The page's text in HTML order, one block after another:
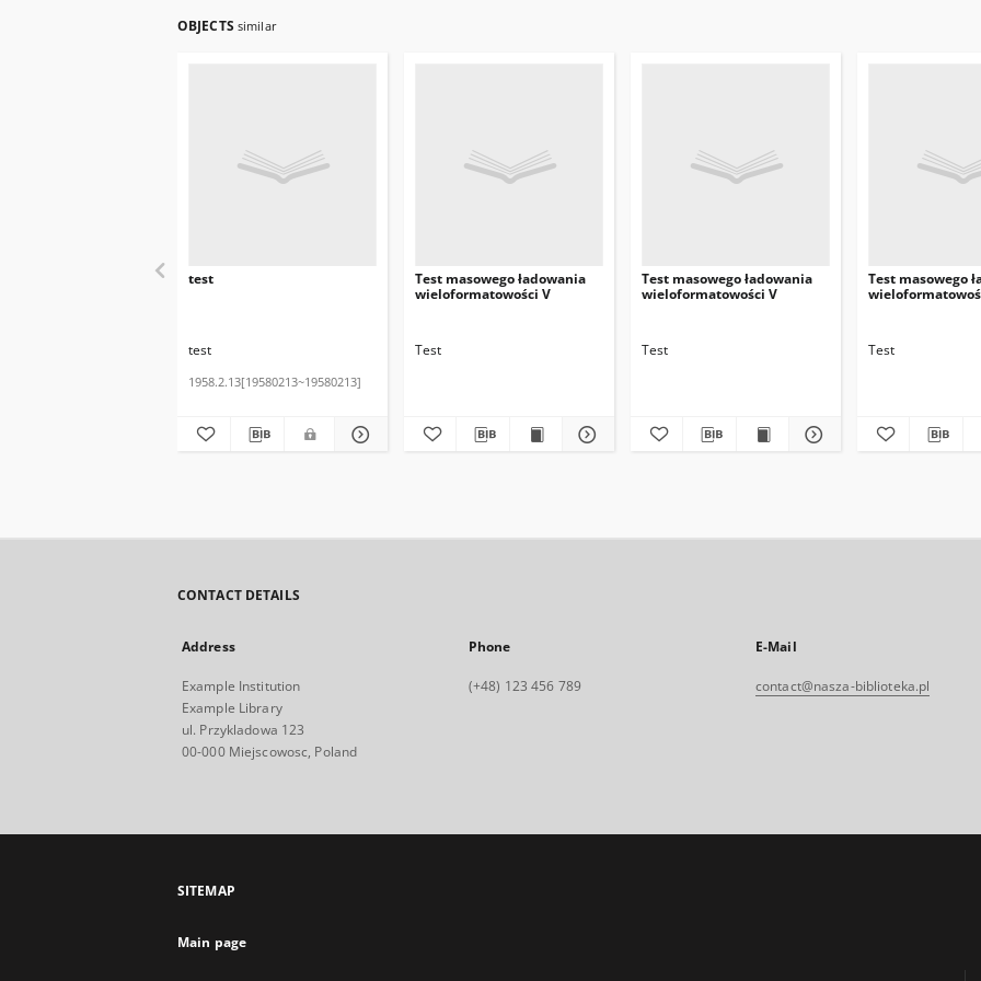
OBJECTS similar
test
test
1958.2.13[19580213~19580213]
Test masowego ładowania
wieloformatowości V
Test
Test masowego ładowania
wieloformatowości V
Test
Test masowego
Test
CONTACT DETAILS
Address
Example Institution
Example Library
ul. Przykladowa 123
00-000 Miejscowosc, Poland
Phone
(+48) 123 456 789
E-Mail
contact@nasza-biblioteka.pl
SITEMAP
Main page